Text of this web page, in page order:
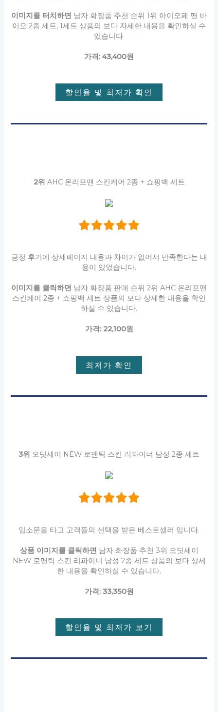
이미지를 터치하면 남자 화장품 추천 순위 1위 아이오페 맨 바
이오 2종 세트, 1세트 상품의 보다 자세한 내용을 확인하실 수
있습니다.
가격: 43,400원
할인율 및 최저가 확인
2위 AHC 온리포맨 스킨케어 2종 + 쇼핑백 세트
긍정 후기에 상세페이지 내용과 차이가 없어서 만족한다는 내
용이 있었습니다.
이미지를 클릭하면 남자 화장품 판매 순위 2위 AHC 온리포맨
스킨케어 2종 + 쇼핑백 세트 상품의 보다 상세한 내용을 확인
하실 수 있습니다.
가격: 22,100원
최저가 확인
3위 오딧세이 NEW 로맨틱 스킨 리파이너 남성 2종 세트
입소문을 타고 고객들의 선택을 받은 베스트셀러 입니다.
상품 이미지를 클릭하면 남자 화장품 추천 3위 오딧세이
NEW 로맨틱 스킨 리파이너 남성 2종 세트 상품의 보다 상세
한 내용을 확인하실 수 있습니다.
가격: 33,350원
할인율 및 최저가 보기